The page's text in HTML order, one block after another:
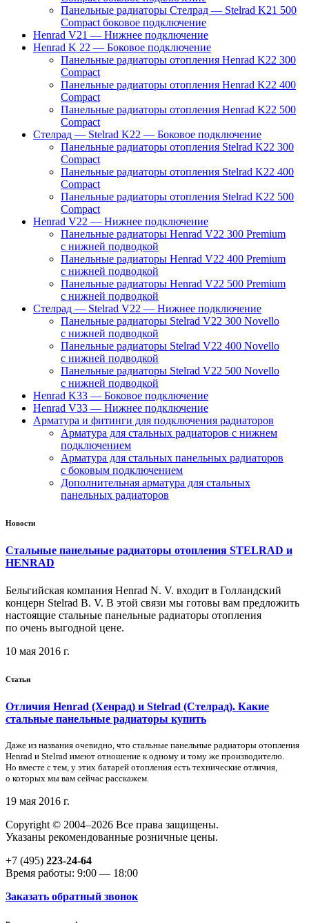
Панельные радиаторы Стелрад — Stelrad K21 500
Compact боковое подключение
Henrad V21 — Нижнее подключение
Henrad K 22 — Боковое подключение
Панельные радиаторы отопления Henrad K22 300
Compact
Панельные радиаторы отопления Henrad K22 400
Compact
Панельные радиаторы отопления Henrad K22 500
Compact
Стелрад — Stelrad K22 — Боковое подключение
Панельные радиаторы отопления Stelrad K22 300
Compact
Панельные радиаторы отопления Stelrad K22 400
Compact
Панельные радиаторы отопления Stelrad K22 500
Compact
Henrad V22 — Нижнее подключение
Панельные радиаторы Henrad V22 300 Premium
с нижней подводкой
Панельные радиаторы Henrad V22 400 Premium
с нижней подводкой
Панельные радиаторы Henrad V22 500 Premium
с нижней подводкой
Стелрад — Stelrad V22 — Нижнее подключение
Панельные радиаторы Stelrad V22 300 Novello
с нижней подводкой
Панельные радиаторы Stelrad V22 400 Novello
с нижней подводкой
Панельные радиаторы Stelrad V22 500 Novello
с нижней подводкой
Henrad K33 — Боковое подключение
Henrad V33 — Нижнее подключение
Арматура и фитинги для подключения радиаторов
Арматура для стальных радиаторов с нижнем
подключением
Арматура для стальных панельных радиаторов
с боковым подключением
Дополнительная арматура для стальных
панельных радиаторов
Новости
Стальные панельные радиаторы отопления STELRAD и
HENRAD
Бельгийская компания Henrad N. V. входит в Голландский
концерн Stelrad B. V. В этой связи мы готовы вам предложить
настоящие стальные панельные радиаторы отопления
по очень выгодной цене.
10 мая 2016 г.
Статьи
Отличия Henrad (Хенрад) и Stelrad (Стелрад). Какие
стальные панельные радиаторы купить
Даже из названия очевидно, что стальные панельные радиаторы отопления
Henrad и Stelrad имеют отношение к одному и тому же производителю.
Но вместе с тем, у этих батарей отопления есть технические отличия,
о которых мы вам сейчас расскажем.
19 мая 2016 г.
Copyright © 2004–2026 Все права защищены.
Указаны рекомендованные розничные цены.
+7 (495) 223-24-64
Время работы: 9:00 — 18:00
Заказать обратный звонок